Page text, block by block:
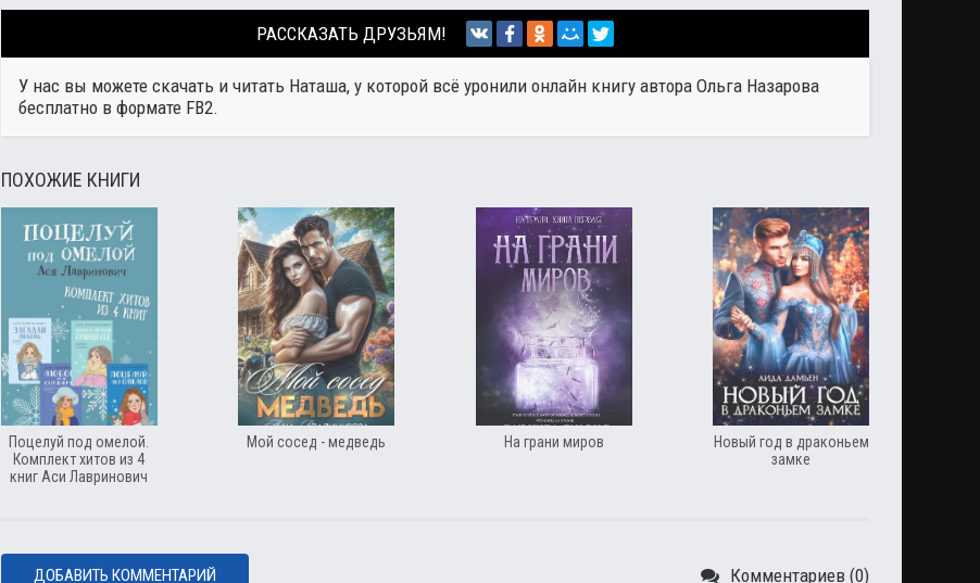
РАССКАЗАТЬ ДРУЗЬЯМ!
У нас вы можете скачать и читать Наташа, у которой всё уронили онлайн книгу автора Ольга Назарова
бесплатно в формате FB2.
ПОХОЖИЕ КНИГИ
Поцелуй под омелой.
Комплект хитов из 4
книг Аси Лавринович
Мой сосед - медведь На грани миров
Новый год в драконьем
замке
ДОБАВИТЬ КОММЕНТАРИЙ Комментариев (0)